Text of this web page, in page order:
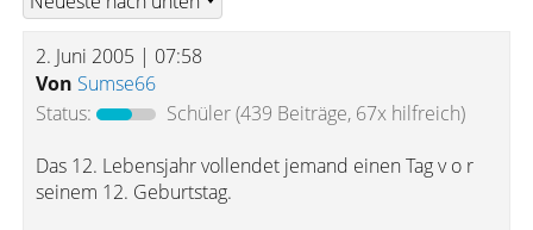
2. Juni 2005 | 07:58
Von Sumse66
Status:
Schüler(439 Beiträge, 67x hilfreich)
Das 12. Lebensjahr vollendet jemand einen Tag v o r
seinem 12. Geburtstag.